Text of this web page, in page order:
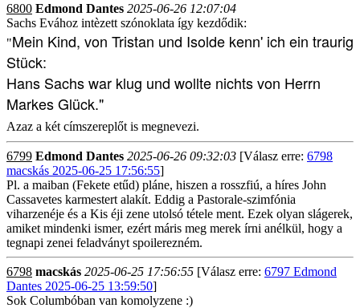
6800 Edmond Dantes 2025-06-26 12:07:04
Sachs Evához intèzett szónoklata így kezdődik:
"Mein Kind, von Tristan und Isolde kenn' ich ein traurig
Stück:
Hans Sachs war klug und wollte nichts von Herrn
Markes Glück."
Azaz a két címszereplőt is megnevezi.
6799 Edmond Dantes 2025-06-26 09:32:03 [Válasz erre: 6798
macskás 2025-06-25 17:56:55]
Pl. a maiban (Fekete etűd) pláne, hiszen a rosszfiú, a híres John
Cassavetes karmestert alakít. Eddig a Pastorale-szimfónia
viharzenéje és a Kis éji zene utolsó tétele ment. Ezek olyan slágerek,
amiket mindenki ismer, ezért máris meg merek írni anélkül, hogy a
tegnapi zenei feladványt spoilerezném.
6798 macskás 2025-06-25 17:56:55 [Válasz erre: 6797 Edmond
Dantes 2025-06-25 13:59:50]
Sok Columbóban van komolyzene :)